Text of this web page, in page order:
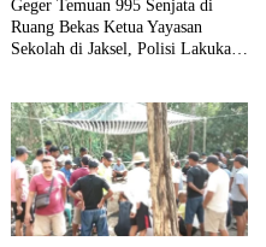
Geger Temuan 995 Senjata di
Ruang Bekas Ketua Yayasan
Sekolah di Jaksel, Polisi Lakukan